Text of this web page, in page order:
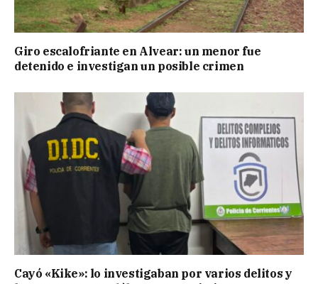
Giro escalofriante en Alvear: un menor fue
detenido e investigan un posible crimen
Cayó «Kike»: lo investigaban por varios delitos y